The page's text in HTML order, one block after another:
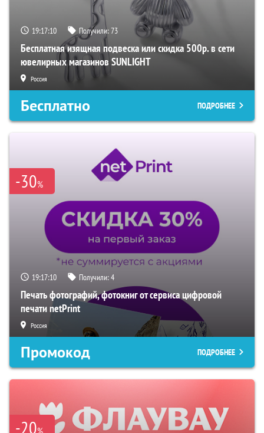
19:17:09 Получили:73
Бесплатная изящная подвеска или скидка 500р. в сети
ювелирных магазинов SUNLIGHT
Россия
Бесплатно ПОДРОБНЕЕ
-30%
19:17:09 Получили:4
Печать фотографий, фотокниг от сервиса цифровой
печати netPrint
Россия
Промокод ПОДРОБНЕЕ
-20%